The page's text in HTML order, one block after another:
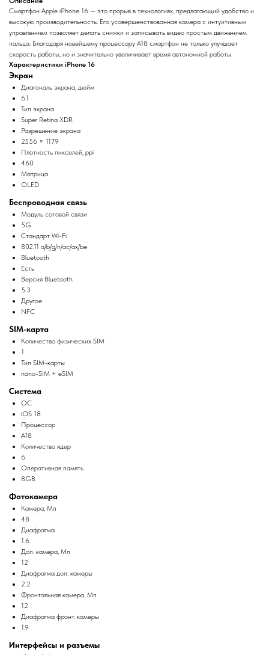
Смартфон Apple iPhone 16 — это прорыв в технологиях, предлагающий удобство и
высокую производительность. Его усовершенствованная камера с интуитивным
управлением позволяет делать снимки и записывать видео простым движением
пальца. Благодаря новейшему процессору A18 смартфон не только улучшает
скорость работы, но и значительно увеличивает время автономной работы.
Характеристики iPhone 16
Экран
Диагональ экрана, дюйм
6.1
Тип экрана
Super Retina XDR
Разрешение экрана
2556 × 1179
Плотность пикселей, ppi
460
Матрица
OLED
Беспроводная связь
Модуль сотовой связи
5G
Стандарт Wi-Fi
802.11 a/b/g/n/ac/ax/be
Bluetooth
Есть
Версия Bluetooth
5.3
Другое
NFC
SIM-карта
Количество физических SIM
1
Тип SIM-карты
nano-SIM + eSIM
Система
ОС
iOS 18
Процессор
A18
Количество ядер
6
Оперативная память
8GB
Фотокамера
Камера, Мп
48
Диафрагма
1.6
Доп. камера, Мп
12
Диафрагма доп. камеры
2.2
Фронтальная камера, Мп
12
Диафрагма фронт. камеры
1.9
Интерфейсы и разъемы